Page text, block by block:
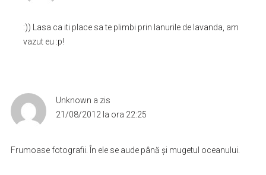
:)) Lasa ca iti place sa te plimbi prin lanurile de lavanda, am
vazut eu :p!
Unknown a zis
21/08/2012 la ora 22:25
Frumoase fotografii. În ele se aude până şi mugetul oceanului.